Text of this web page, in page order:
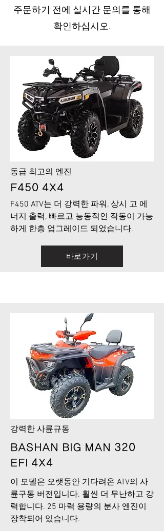
주문하기 전에 실시간 문의를 통해
확인하십시오.
​동급 최고의 엔진
F450 4X4
F450 ATV는 더 강력한 파워, 상시 고 에
너지 출력, 빠르고 능동적인 작동이 가능
하게 한층 업그레이드 되었습니다.
바로가기
​강력한 사륜규동
BASHAN BIG MAN 320
EFI 4X4
이 모델은 오랫동안 기다려온 ATV의 사
륜구동 버전입니다. 훨씬 더 무난하고 강
력합니다. 25 마력 용량의 분사 엔진이
장착되어 있습니다.